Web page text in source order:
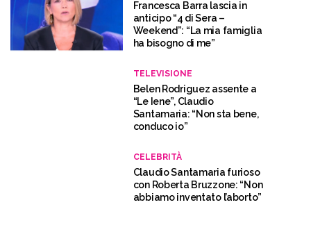
Francesca Barra lascia in
anticipo “4 di Sera –
Weekend”: “La mia famiglia
ha bisogno di me”
TELEVISIONE
Belen Rodriguez assente a
“Le Iene”, Claudio
Santamaria: “Non sta bene,
conduco io”
CELEBRITÀ
Claudio Santamaria furioso
con Roberta Bruzzone: “Non
abbiamo inventato l’aborto”